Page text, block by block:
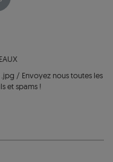
/ Envoyez nous toutes les
et spams !